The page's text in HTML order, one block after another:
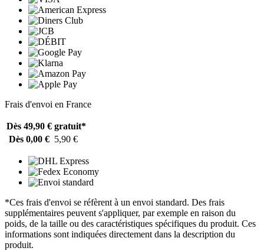
Frais d'envoi en France
Dès 49,90 € gratuit*
Dès 0,00 € 5,90 €
*Ces frais d'envoi se réfèrent à un envoi standard. Des frais
supplémentaires peuvent s'appliquer, par exemple en raison du
poids, de la taille ou des caractéristiques spécifiques du produit. Ces
informations sont indiquées directement dans la description du
produit.